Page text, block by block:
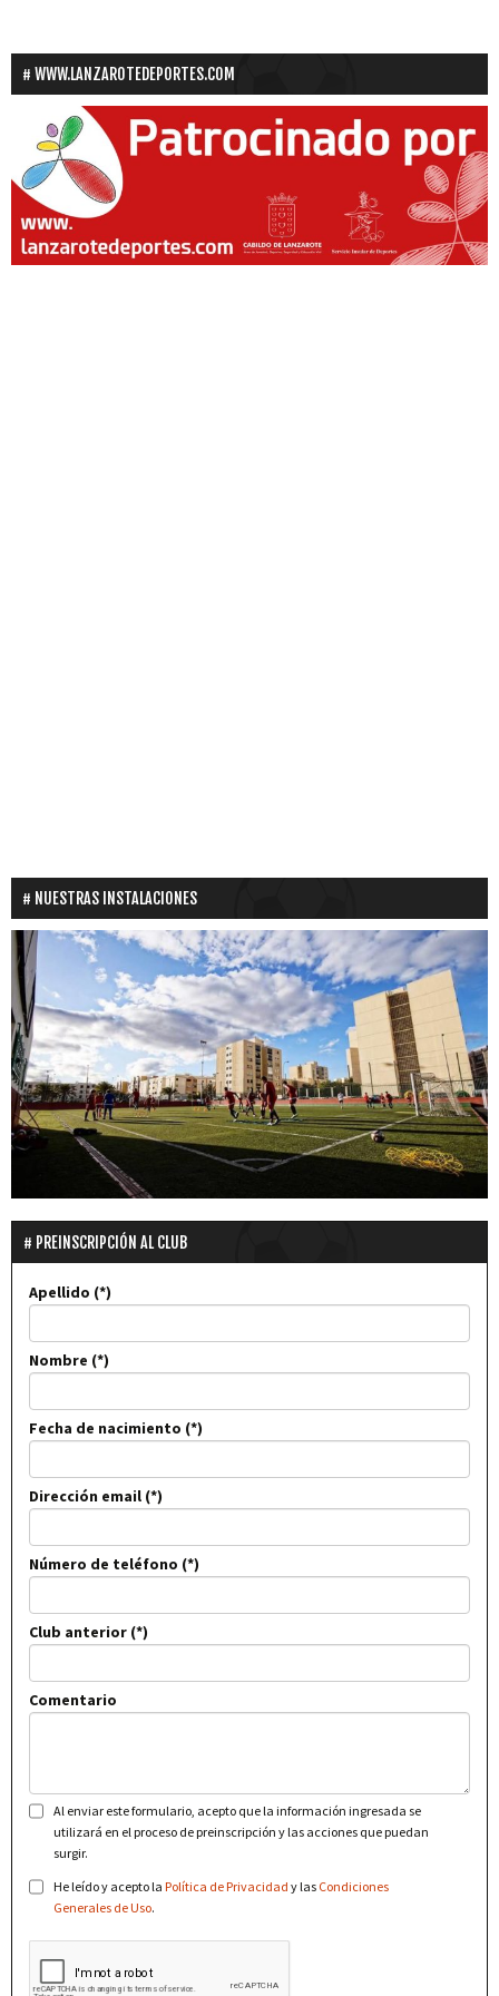
WWW.LANZAROTEDEPORTES.COM
NUESTRAS INSTALACIONES
PREINSCRIPCIÓN AL CLUB
Apellido
Nombre
Fecha de nacimiento
Dirección email
Número de teléfono
Club anterior
Comentario
Al enviar este formulario, acepto que la información ingresada se
utilizará en el proceso de preinscripción y las acciones que puedan
surgir.
He leído y acepto la Política de Privacidad y las Condiciones
Generales de Uso.